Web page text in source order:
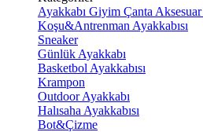
Ayakkabı Giyim Çanta Aksesuar
Koşu&Antrenman Ayakkabısı
Sneaker
Günlük Ayakkabı
Basketbol Ayakkabısı
Krampon
Outdoor Ayakkabı
Halısaha Ayakkabısı
Bot&Çizme